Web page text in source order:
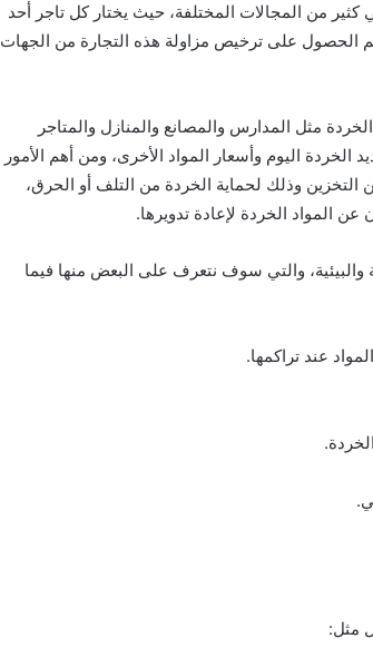
كثير من المجالات المختلفة، حيث يختار كل تاجر أحد
الحصول على ترخيص مزاولة هذه التجارة من الجهات
مثل المدارس والمصانع والمنازل والمتاجر
الخردة اليوم وأسعار المواد الأخرى، ومن أهم الأمور
وذلك لحماية الخردة من التلف أو الحرق،
عن المواد الخردة لإعادة تدويرها.
والبيئية، والتي سوف نتعرف على البعض منها فيما
عند تراكمها.
مثل: